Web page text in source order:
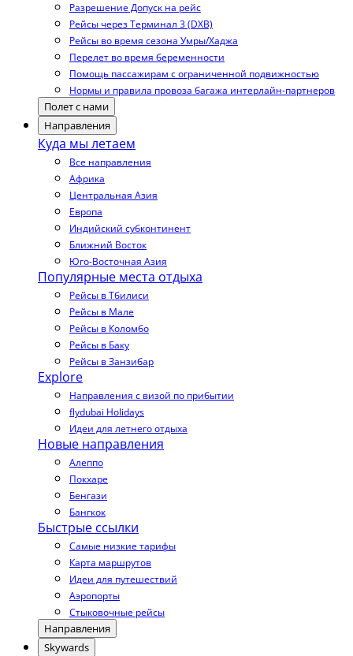
Разрешение Допуск на рейс
Рейсы через Терминал 3 (DXB)
Рейсы во время сезона Умры/Хаджа
Перелет во время беременности
Помощь пассажирам с ограниченной подвижностью
Нормы и правила провоза багажа интерлайн-партнеров
Полет с нами
Направления
Куда мы летаем
Все направления
Африка
Центральная Азия
Европа
Индийский субконтинент
Ближний Восток
Юго-Восточная Азия
Популярные места отдыха
Рейсы в Тбилиси
Рейсы в Мале
Рейсы в Коломбо
Рейсы в Баку
Рейсы в Занзибар
Explore
Направления с визой по прибытии
flydubai Holidays
Идеи для летнего отдыха
Новые направления
Алеппо
Покхаре
Бенгази
Бангкок
Быстрые ссылки
Самые низкие тарифы
Карта маршрутов
Идеи для путешествий
Аэропорты
Стыковочные рейсы
Направления
Skywards